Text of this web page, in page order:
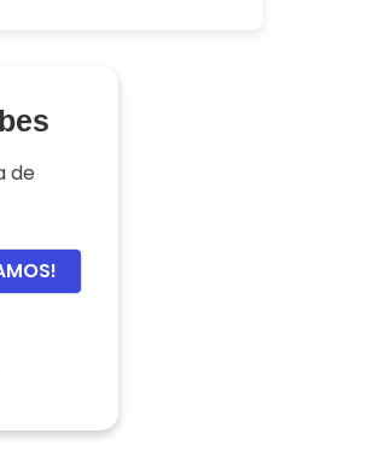
de